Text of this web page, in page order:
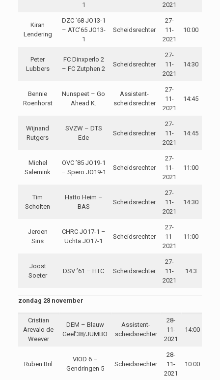
1
2021
Kiran
Lendering
DZC ’68 JO13-1
– ATC’65 JO13-
1
Scheidsrechter
27-
11-
2021
10:00
Peter
Lubbers
FC Dinxperlo 2
– FC Zutphen 2
Scheidsrechter
27-
11-
2021
14:30
Bennie
Roenhorst
Nunspeet – Go
Ahead K.
Assistent-
scheidsrechter
27-
11-
2021
14:45
Wijnand
Rutgers
SVZW – DTS
Ede
Scheidsrechter
27-
11-
2021
14:45
Michel
Salemink
OVC ’85 JO19-1
– Spero JO19-1
Scheidsrechter
27-
11-
2021
11:00
Tim
Scholten
Hatto Heim –
BAS
Scheidsrechter
27-
11-
2021
14:30
Jeroen
Sins
CHRC JO17-1 –
Uchta JO17-1
Scheidsrechter
27-
11-
2021
11:00
Joost
Soeter
DSV ’61 – HTC Scheidsrechter
27-
11-
2021
14:3
zondag 28 november
Cristian
Arevalo de
Weever
DEM – Blauw
Geel’38/JUMBO
Assistent-
scheidsrechter
28-
11-
2021
14:00
Ruben Bril
VIOD 6 –
Gendringen 5
Scheidsrechter
28-
11-
2021
10:00